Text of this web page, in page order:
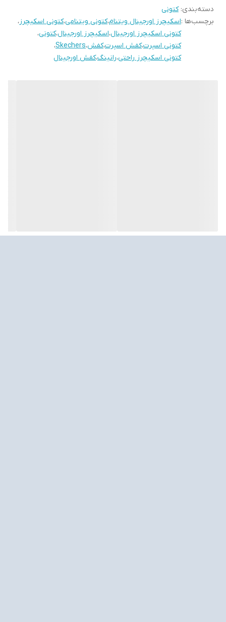
دسته‌بندی:کتونی
برچسب‌ها :اسکیچرز اورجینال ویتنام،کتونی ویتنامی،کتونی اسکیچرز،
کتونی اسکیچرز اورجینال،اسکیچرز اورجینال،کتونی،
کتونی اسپرت،کفش اسپرت،کفش،Skechers،
کتونی اسکیچرز راحتی،رانینگ،کفش اورجینال